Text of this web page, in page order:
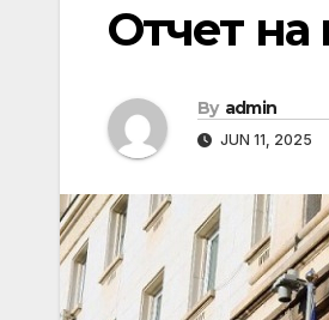
Отчет на
By admin
JUN 11, 2025